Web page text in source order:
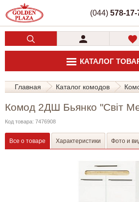
(044) 578-17-
КАТАЛОГ
Главная Каталог комодов
Комод 2ДШ Бьянко "Світ
Код товара: 7476908
Все о товаре Характеристики Фото и